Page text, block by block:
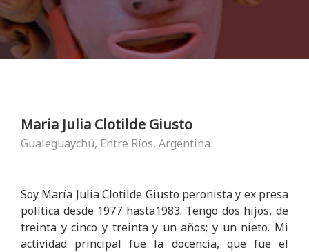
Maria Julia Clotilde Giusto
Gualeguaychú, Entre Ríos, Argentina
Soy María Julia Clotilde Giusto peronista y ex presa
política desde 1977 hasta1983. Tengo dos hijos, de
treinta y cinco y treinta y un años; y un nieto. Mi
actividad principal fue la docencia, que fue el